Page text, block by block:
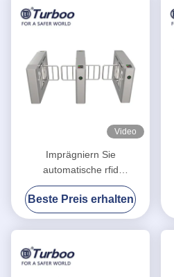
Video
Imprägniern Sie
automatische rfid
Schwenktür-Sperre für
hohes
Eingangsausgangsdrehkreuz
Beste Preis erhalten